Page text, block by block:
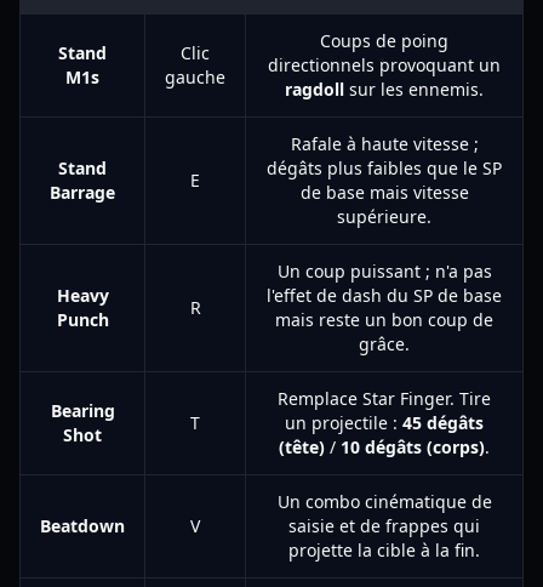
Stand
M1s
Clic
gauche
Coups de poing
directionnels provoquant un
ragdoll sur les ennemis.
Stand
Barrage
E
Rafale à haute vitesse ;
dégâts plus faibles que le SP
de base mais vitesse
supérieure.
Heavy
Punch
R
Un coup puissant ; n'a pas
l'effet de dash du SP de base
mais reste un bon coup de
grâce.
Bearing
Shot
T
Remplace Star Finger. Tire
un projectile : 45 dégâts
(tête) / 10 dégâts (corps).
Beatdown V
Un combo cinématique de
saisie et de frappes qui
projette la cible à la fin.